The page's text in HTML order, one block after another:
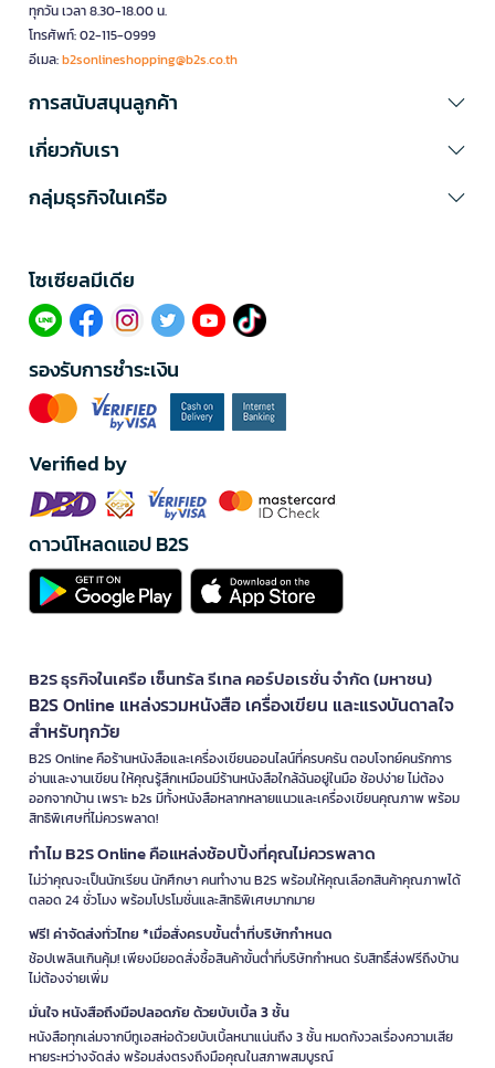
ทุกวัน เวลา 8.30-18.00 น.
โทรศัพท์: 02-115-0999
อีเมล:b2sonlineshopping@b2s.co.th
การสนับสนุนลูกค้า
เกี่ยวกับเรา
กลุ่มธุรกิจในเครือ
โซเซียลมีเดีย​
รองรับการชำระเงิน
Verified by
ดาวน์โหลดแอป B2S
B2S ธุรกิจในเครือ เซ็นทรัล รีเทล คอร์ปอเรชั่น จำกัด (มหาชน)
B2S Online แหล่งรวมหนังสือ เครื่องเขียน และแรงบันดาลใจ
สำหรับทุกวัย
B2S Online คือร้านหนังสือและเครื่องเขียนออนไลน์ที่ครบครัน ตอบโจทย์คนรักการ
อ่านและงานเขียน ให้คุณรู้สึกเหมือนมีร้านหนังสือใกล้ฉันอยู่ในมือ ช้อปง่าย ไม่ต้อง
ออกจากบ้าน เพราะ b2s มีทั้งหนังสือหลากหลายแนวและเครื่องเขียนคุณภาพ พร้อม
สิทธิพิเศษที่ไม่ควรพลาด!
ทำไม B2S Online คือแหล่งช้อปปิ้งที่คุณไม่ควรพลาด
ไม่ว่าคุณจะเป็นนักเรียน นักศึกษา คนทำงาน B2S พร้อมให้คุณเลือกสินค้าคุณภาพได้
ตลอด 24 ชั่วโมง พร้อมโปรโมชั่นและสิทธิพิเศษมากมาย
ฟรี! ค่าจัดส่งทั่วไทย *เมื่อสั่งครบขั้นต่ำที่บริษัทกำหนด
ช้อปเพลินเกินคุ้ม! เพียงมียอดสั่งซื้อสินค้าขั้นต่ำที่บริษัทกำหนด รับสิทธิ์ส่งฟรีถึงบ้าน
ไม่ต้องจ่ายเพิ่ม
มั่นใจ หนังสือถึงมือปลอดภัย ด้วยบับเบิ้ล 3 ชั้น
หนังสือทุกเล่มจากบีทูเอสห่อด้วยบับเบิ้ลหนาแน่นถึง 3 ชั้น หมดกังวลเรื่องความเสีย
หายระหว่างจัดส่ง พร้อมส่งตรงถึงมือคุณในสภาพสมบูรณ์